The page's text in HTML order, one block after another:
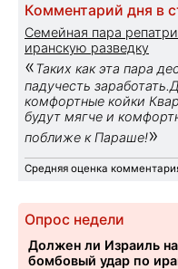
Комментарий дня в
Семейная пара
иранскую разведку
«Таких как эта пара
падучесть
комфортные койки
будут мягче и
поближе к Параше!»
Средняя оценка
Опрос недели
Должен ли Израиль
бомбовый удар по